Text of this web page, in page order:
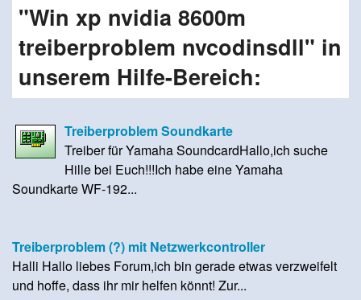
"Win xp nvidia 8600m
treiberproblem nvcodinsdll" in
unserem Hilfe-Bereich:
Treiberproblem Soundkarte
Treiber für Yamaha SoundcardHallo,ich suche
Hille bei Euch!!!Ich habe eine Yamaha
Soundkarte WF-192...
Treiberproblem (?) mit Netzwerkcontroller
Halli Hallo liebes Forum,ich bin gerade etwas verzweifelt
und hoffe, dass ihr mir helfen könnt! Zur...